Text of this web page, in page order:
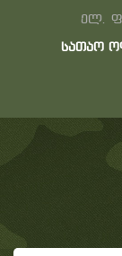
ელ.
სათაო